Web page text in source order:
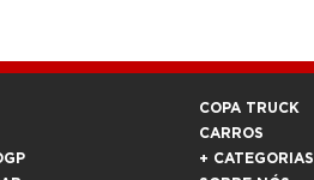
COPA TRUCK
CARROS
+ CATEGORIAS